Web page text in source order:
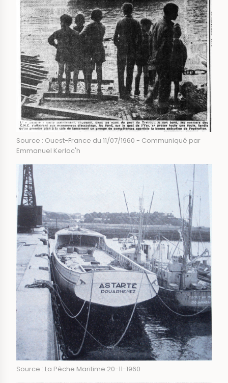
Source : Ouest-France du 11/07/1960 - Communiqué par
Emmanuel Kerloc'h
Source : La Pêche Maritime 20-11-1960